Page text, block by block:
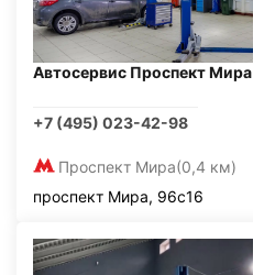
Автосервис Проспект Мира
+7 (495) 023-42-98
Проспект Мира(0,4 км)
проспект Мира, 96с16